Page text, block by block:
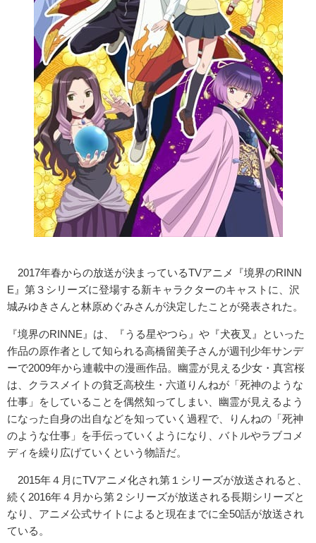
2017年春からの放送が決まっているTVアニメ『境界のRINN
E』第３シリーズに登場する新キャラクターのキャストに、沢
城みゆきさんと林原めぐみさんが決定したことが発表された。
『境界のRINNE』は、『うる星やつら』や『犬夜叉』といった
作品の原作者として知られる高橋留美子さんが週刊少年サンデ
ーで2009年から連載中の漫画作品。幽霊が見える少女・真宮桜
は、クラスメイトの貧乏高校生・六道りんねが「死神のような
仕事」をしていることを偶然知ってしまい、幽霊が見えるよう
になった自身の出自などを知っていく過程で、りんねの「死神
のような仕事」を手伝っていくようになり、バトルやラブコメ
ディを繰り広げていくという物語だ。
2015年４月にTVアニメ化され第１シリーズが放送されると、
続く2016年４月から第２シリーズが放送される長期シリーズと
なり、アニメ公式サイトによると現在までに全50話が放送され
ている。